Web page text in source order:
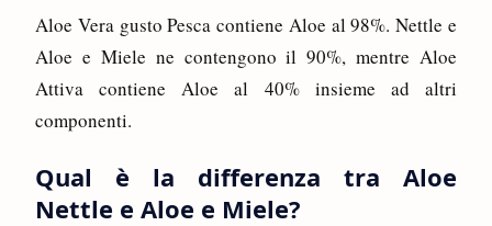
Aloe Vera gusto Pesca contiene Aloe al 98%. Nettle e
Aloe e Miele ne contengono il 90%, mentre Aloe
Attiva contiene Aloe al 40% insieme ad altri
componenti.
Qual è la differenza tra Aloe
Nettle e Aloe e Miele?